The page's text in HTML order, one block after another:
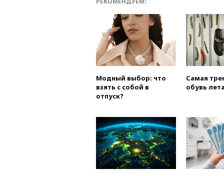
Модный выбор: что
взять с собой в
отпуск?
Самая
обувь